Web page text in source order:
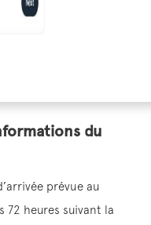
du
prévue au
72 heures suivant la